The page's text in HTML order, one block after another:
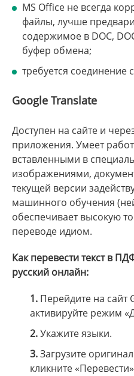
MS Office не всегда
файлы, лучше
содержимое в DOC,
буфер обмена;
требуется соединение
Google Translate
Доступен на сайте и
приложения. Умеет
вставленными в
изображениями,
текущей версии
машинного обучения
обеспечивает высокую
переводе идиом.
Как перевести текст в
русский онлайн:
1. Перейдите на сайт
активируйте режим
2.Укажите языки.
3.Загрузите
кликните